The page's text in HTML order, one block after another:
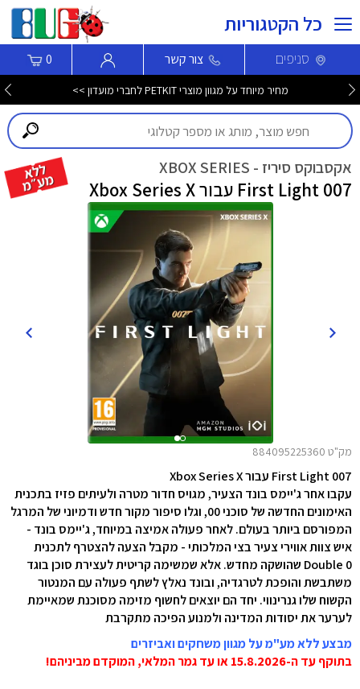
כל הקטגוריות
סניפים צור קשר 0
מחיר מיוחד על מגוון מוצרי PETKIT לחברי מועדון >>
אקסבוקס סיריז - XBOX SERIES
007 First Light עבור Xbox Series X
מק"ט 884095225360
007 First Light עבור Xbox Series X
עקבו אחר ג'יימס בונד הצעיר, מגויס חדור מטרה ולעיתים פזיז בתכנית
האימונים החדשה של סוכני 00, וגלו סיפור מקור חדש ודמיוני של המרגל
המפורסם ביותר בעולם. לאחר פעולה אמיצה במיוחד, ג'יימס בונד -
איש צוות אווירי צעיר בצי המלכותי - מקבל הצעה להצטרף לתכנית
Double 0 שהושקה מחדש. אלא שמשימה קריטית לעצירת סוכן בוגד
משתבשת והופכת לטרגדיה, ובונד נאלץ לשתף פעולה עם המנטור
הקשוח שלו גנרינווי. יחד הם יוצאים לחשוף מזימה מסוכנת שמאיימת
לערער את יסודות המדינה ולמנוע הפיכה מתקרבת
מבצע ללא מע"מ על מגוון משחקים ואביזרים
בתוקף עד ה-15.8.2026 או עד גמר המלאי, המוקדם מביניהם!